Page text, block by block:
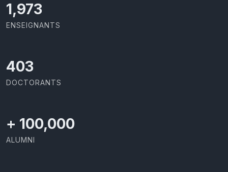
2,086
ENSEIGNANTS
426
DOCTORANTS
+ 100,000
ALUMNI